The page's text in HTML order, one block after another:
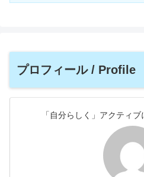
プロフィール / Profile
「自分らしく」アクティ